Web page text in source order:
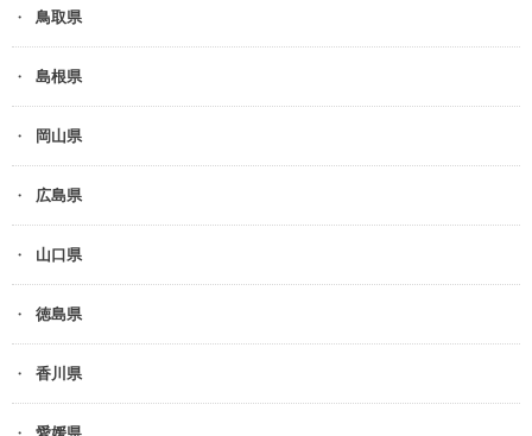
鳥取県
島根県
岡山県
広島県
山口県
徳島県
香川県